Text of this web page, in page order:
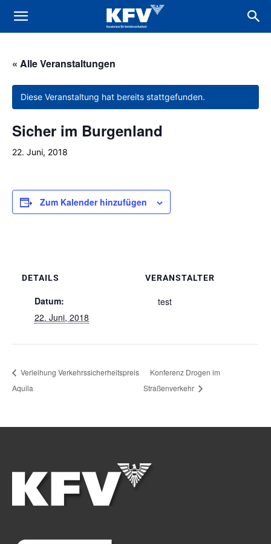
« Alle Veranstaltungen
Diese Veranstaltung hat bereits stattgefunden.
Sicher im Burgenland
22. Juni, 2018
Zum Kalender hinzufügen
DETAILS
Datum:
22. Juni, 2018
VERANSTALTER
test
Verleihung Verkehrssicherheitspreis
Aquila
Konferenz Drogen im
Straßenverkehr